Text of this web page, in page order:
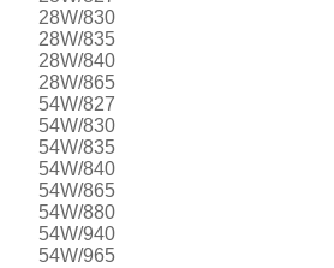
28W/830
28W/835
28W/840
28W/865
54W/827
54W/830
54W/835
54W/840
54W/865
54W/880
54W/940
54W/965